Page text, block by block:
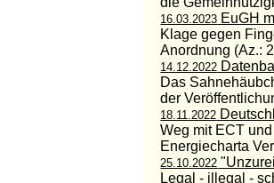
16.03.2023 EuGH
Klage gegen
Anordnung (Az.:
14.12.2022
Das
der
18.11.2022
Weg mit ECT
Energiecharta
25.10.2022
Legal - illegal -